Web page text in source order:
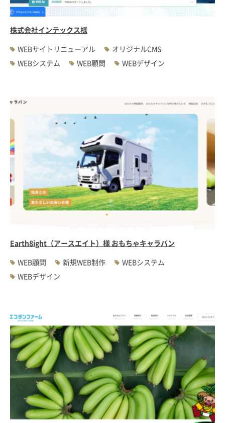
株式会社インテックス様
WEBサイトリニューアル
オリジナルCMS
WEBシステム
WEB顧問 WEBデザイン
Earth8ight（アースエイト）様 おもちゃキャラバン
WEB顧問
新規WEB制作
WEBシステム
WEBデザイン